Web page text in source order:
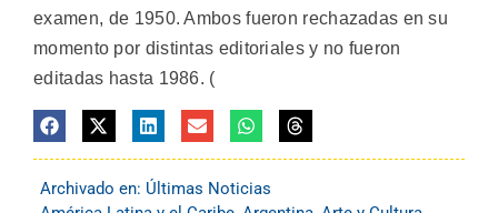
examen, de 1950. Ambos fueron rechazadas en su
momento por distintas editoriales y no fueron
editadas hasta 1986. (
Archivado en: Últimas Noticias